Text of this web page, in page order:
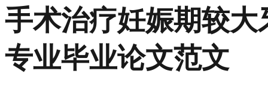
手术治疗妊娠期较
专业毕业论文范文